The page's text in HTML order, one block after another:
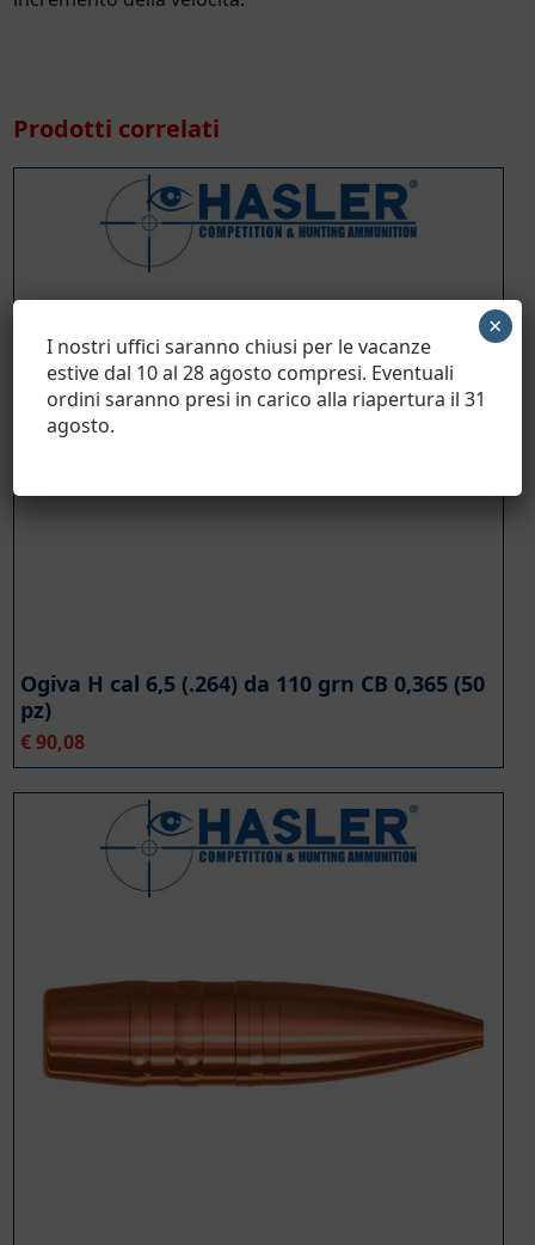
Prodotti correlati
Ogiva H cal 6,5 (.264) da 110 grn CB 0,365 (50
pz)
€90,08
I nostri uffici saranno chiusi per le vacanze
estive dal 10 al 28 agosto compresi. Eventuali
ordini saranno presi in carico alla riapertura il 31
agosto.
×